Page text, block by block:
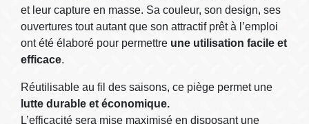
et leur capture en masse. Sa couleur, son design, ses
ouvertures tout autant que son attractif prêt à l’emploi
ont été élaboré pour permettre une utilisation facile et
efficace.
Réutilisable au fil des saisons, ce piège permet une
lutte durable et économique.
L’efficacité sera mise maximisé en disposant une